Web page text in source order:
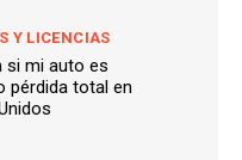
Y LICENCIAS
si mi auto es
pérdida total en